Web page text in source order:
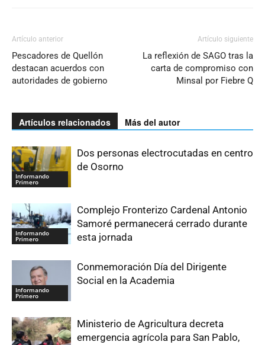
Artículo anterior
Pescadores de Quellón
destacan acuerdos con
autoridades de gobierno
Artículo siguiente
La reflexión de SAGO tras la
carta de compromiso con
Minsal por Fiebre Q
Artículos relacionados Más del autor
Informando
Primero
Dos personas electrocutadas en centro
de Osorno
Informando
Primero
Complejo Fronterizo Cardenal Antonio
Samoré permanecerá cerrado durante
esta jornada
Informando
Primero
Conmemoración Día del Dirigente
Social en la Academia
Ministerio de Agricultura decreta
emergencia agrícola para San Pablo,